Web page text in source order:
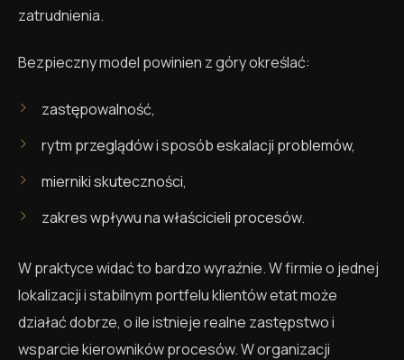
zatrudnienia.
Bezpieczny model powinien z góry określać:
zastępowalność,
rytm przeglądów i sposób eskalacji problemów,
mierniki skuteczności,
zakres wpływu na właścicieli procesów.
W praktyce widać to bardzo wyraźnie. W firmie o jednej
lokalizacji i stabilnym portfelu klientów etat może
działać dobrze, o ile istnieje realne zastępstwo i
wsparcie kierowników procesów. W organizacji